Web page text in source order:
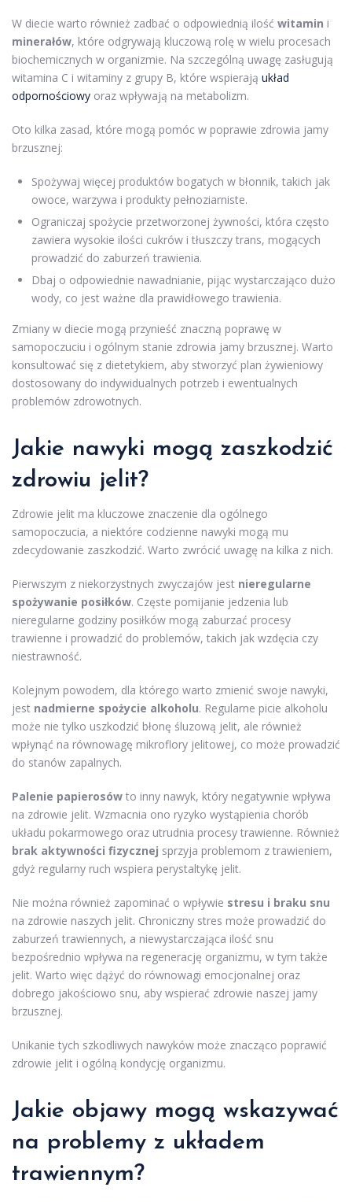
W diecie warto również zadbać o odpowiednią ilość witamin i
minerałów, które odgrywają kluczową rolę w wielu procesach
biochemicznych w organizmie. Na szczególną uwagę zasługują
witamina C i witaminy z grupy B, które wspierają układ
odpornościowy oraz wpływają na metabolizm.
Oto kilka zasad, które mogą pomóc w poprawie zdrowia jamy
brzusznej:
Spożywaj więcej produktów bogatych w błonnik, takich jak
owoce, warzywa i produkty pełnoziarniste.
Ograniczaj spożycie przetworzonej żywności, która często
zawiera wysokie ilości cukrów i tłuszczy trans, mogących
prowadzić do zaburzeń trawienia.
Dbaj o odpowiednie nawadnianie, pijąc wystarczająco dużo
wody, co jest ważne dla prawidłowego trawienia.
Zmiany w diecie mogą przynieść znaczną poprawę w
samopoczuciu i ogólnym stanie zdrowia jamy brzusznej. Warto
konsultować się z dietetykiem, aby stworzyć plan żywieniowy
dostosowany do indywidualnych potrzeb i ewentualnych
problemów zdrowotnych.
Jakie nawyki mogą zaszkodzić
zdrowiu jelit?
Zdrowie jelit ma kluczowe znaczenie dla ogólnego
samopoczucia, a niektóre codzienne nawyki mogą mu
zdecydowanie zaszkodzić. Warto zwrócić uwagę na kilka z nich.
Pierwszym z niekorzystnych zwyczajów jest nieregularne
spożywanie posiłków. Częste pomijanie jedzenia lub
nieregularne godziny posiłków mogą zaburzać procesy
trawienne i prowadzić do problemów, takich jak wzdęcia czy
niestrawność.
Kolejnym powodem, dla którego warto zmienić swoje nawyki,
jest nadmierne spożycie alkoholu. Regularne picie alkoholu
może nie tylko uszkodzić błonę śluzową jelit, ale również
wpłynąć na równowagę mikroflory jelitowej, co może prowadzić
do stanów zapalnych.
Palenie papierosów to inny nawyk, który negatywnie wpływa
na zdrowie jelit. Wzmacnia ono ryzyko wystąpienia chorób
układu pokarmowego oraz utrudnia procesy trawienne. Również
brak aktywności fizycznej sprzyja problemom z trawieniem,
gdyż regularny ruch wspiera perystaltykę jelit.
Nie można również zapominać o wpływie stresu i braku snu
na zdrowie naszych jelit. Chroniczny stres może prowadzić do
zaburzeń trawiennych, a niewystarczająca ilość snu
bezpośrednio wpływa na regenerację organizmu, w tym także
jelit. Warto więc dążyć do równowagi emocjonalnej oraz
dobrego jakościowo snu, aby wspierać zdrowie naszej jamy
brzusznej.
Unikanie tych szkodliwych nawyków może znacząco poprawić
zdrowie jelit i ogólną kondycję organizmu.
Jakie objawy mogą wskazywać
na problemy z układem
trawiennym?